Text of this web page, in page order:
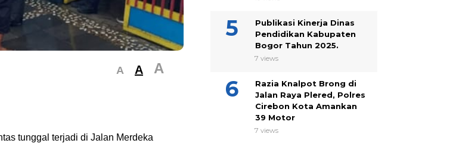
A A A
tunggal terjadi di Jalan Merdeka
Publikasi Kinerja Dinas
Pendidikan Kabupaten
Bogor Tahun 2025.
7 views
Razia Knalpot Brong di
Jalan Raya Plered, Polres
Cirebon Kota Amankan
39 Motor
7 views